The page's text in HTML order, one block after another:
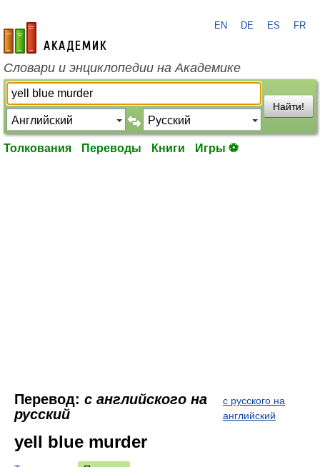
academic.ru
EN DE ES FR
Словари и энциклопедии на Академике
Найти!
Толкования Переводы Книги Игры ⚽
Перевод: с английского на
русский
с русского на
английский
yell blue murder